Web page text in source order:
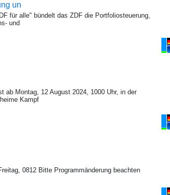
un
für alle" bündelt das ZDF die Portfoliosteuerung,
und
ab Montag, 12 August 2024, 1000 Uhr, in der
Kampf
0812 Bitte Programmänderung beachten